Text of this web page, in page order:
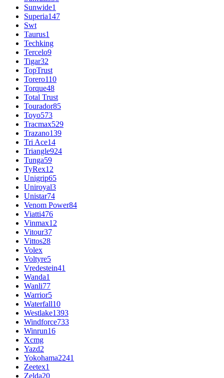
Sunwide1
Superia147
Swt
Taurus1
Techking
Tercelo9
Tigar32
TopTrust
Torero110
Torque48
Total Trust
Tourador85
Toyo573
Tracmax529
Trazano139
Tri Ace14
Triangle924
Tunga59
TyRex12
Unigrip65
Uniroyal3
Unistar74
Venom Power84
Viatti476
Vinmax12
Vitour37
Vittos28
Volex
Voltyre5
Vredestein41
Wanda1
Wanli77
Warrior5
Waterfall10
Westlake1393
Windforce733
Winrun16
Xcmg
Yazd2
Yokohama2241
Zeetex1
Zelda20